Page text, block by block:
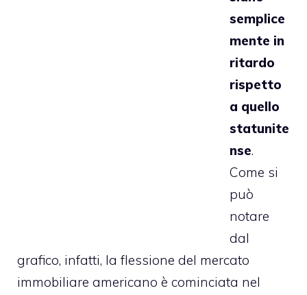
semplice
mente in
ritardo
rispetto
a quello
statunite
nse.
Come si
può
notare
dal
grafico, infatti, la flessione del mercato
immobiliare americano è cominciata nel